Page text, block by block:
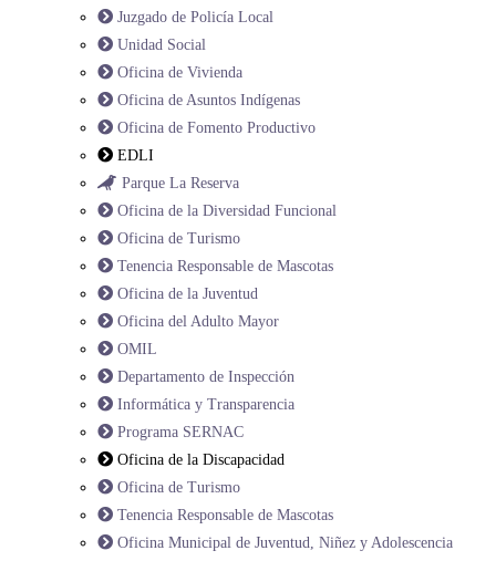
Juzgado de Policía Local
Unidad Social
Oficina de Vivienda
Oficina de Asuntos Indígenas
Oficina de Fomento Productivo
EDLI
Parque La Reserva
Oficina de la Diversidad Funcional
Oficina de Turismo
Tenencia Responsable de Mascotas
Oficina de la Juventud
Oficina del Adulto Mayor
OMIL
Departamento de Inspección
Informática y Transparencia
Programa SERNAC
Oficina de la Discapacidad
Oficina de Turismo
Tenencia Responsable de Mascotas
Oficina Municipal de Juventud, Niñez y Adolescencia